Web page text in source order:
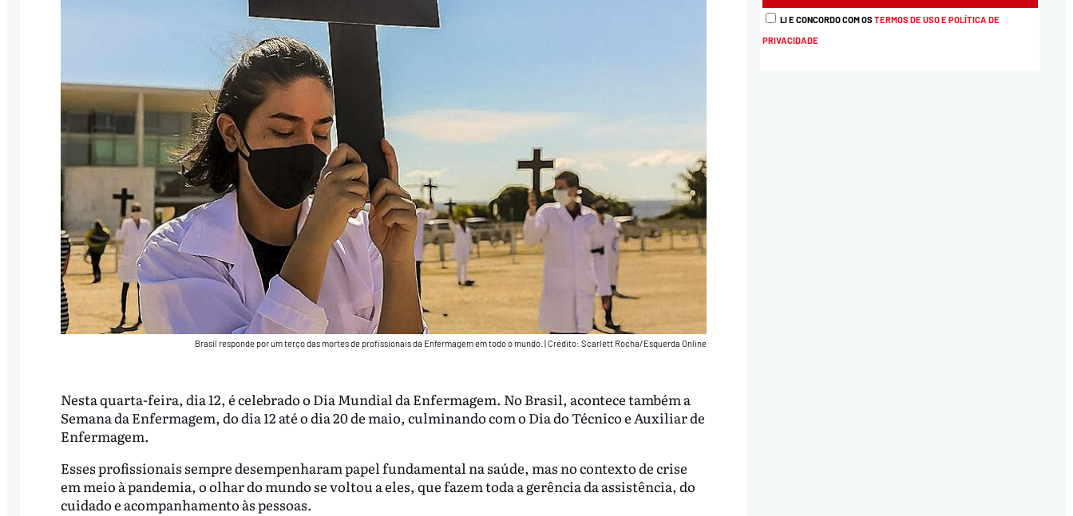
Brasil responde por um terço das mortes de profissionais da Enfermagem em todo o mundo. |Crédito: Scarlett Rocha/Esquerda Online
Nesta quarta-feira, dia 12, é celebrado o Dia Mundial da Enfermagem. No Brasil, acontece também a
Semana da Enfermagem, do dia 12 até o dia 20 de maio, culminando com o Dia do Técnico e Auxiliar de
Enfermagem.
Esses profissionais sempre desempenharam papel fundamental na saúde, mas no contexto de crise
em meio à pandemia, o olhar do mundo se voltou a eles, que fazem toda a gerência da assistência, do
cuidado e acompanhamento às pessoas.
LI E CONCORDO COM OSTERMOS DE USO E POLÍTICA DE
PRIVACIDADE